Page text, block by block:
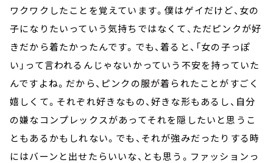
ワクワクしたことを覚えています。僕はゲイだけど、女の
子になりたいっていう気持ちではなくて、ただピンクが好
きだから着たかったんです。でも、着ると、「女の子っぽ
い」って言われるんじゃないかっていう不安を持っていた
んですよね。だから、ピンクの服が着られたことがすごく
嬉しくて。それぞれ好きなもの、好きな形もあるし、自分
の嫌なコンプレックスがあってそれを隠したいと思うこ
ともあるかもしれない。でも、それが強みだったりする時
にはバーンと出せたらいいな、とも思う。ファッションっ